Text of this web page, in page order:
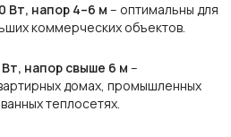
Вт, напор 4–6 м – оптимальны для
коммерческих объектов.
напор свыше 6 м –
домах, промышленных
теплосетях.